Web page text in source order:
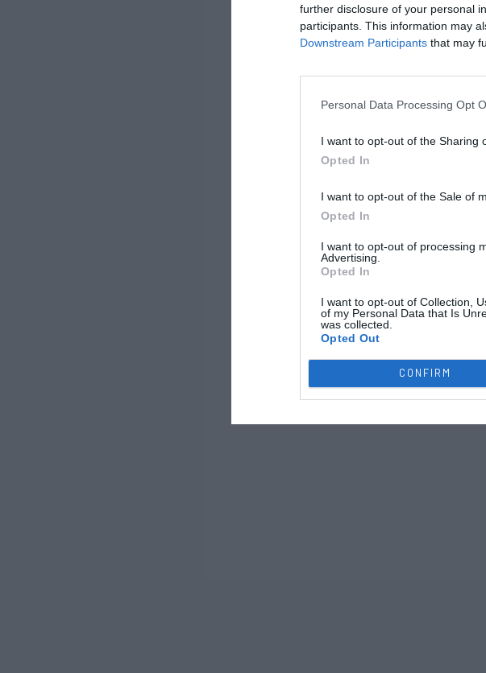
further disclosure of your personal
participants. This information may
Downstream Participants that may
Personal Data Processing Opt
I want to opt-out of the Sharing
Opted In
I want to opt-out of the Sale of
Opted In
I want to opt-out of processing
Advertising.
Opted In
I want to opt-out of Collection,
of my Personal Data that Is
was collected.
Opted Out
CONFIRM